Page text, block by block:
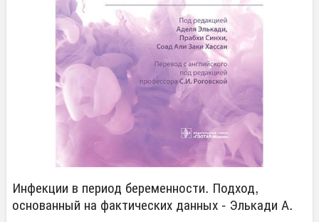
Инфекции в период беременности. Подход,
основанный на фактических данных - Элькади А.